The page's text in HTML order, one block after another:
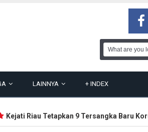
LAINNYA + INDEX
Riau Tetapkan 9 Tersangka Baru